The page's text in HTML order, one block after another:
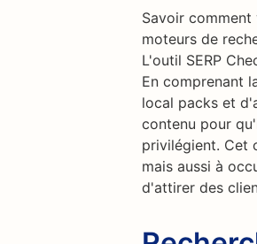
Savoir
moteurs de
L'outil SERP
En comprenant
local packs et
contenu pour
privilégient. Cet
mais aussi à
d'attirer des